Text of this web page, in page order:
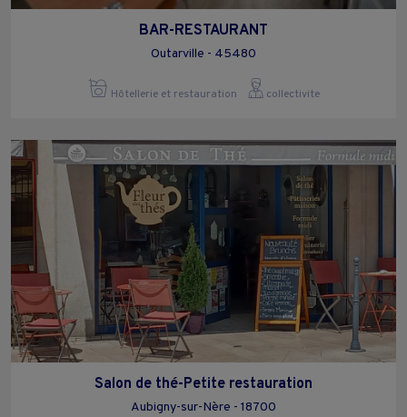
BAR-RESTAURANT
Outarville - 45480
Hôtellerie et restauration collectivite
Salon de thé-Petite restauration
Aubigny-sur-Nère - 18700